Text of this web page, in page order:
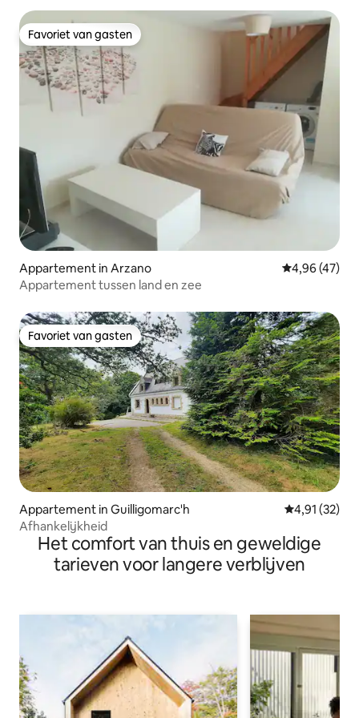
Favoriet van gasten
Favoriet van gasten
Appartement in Arzano Gemiddelde
4,96 (47)
Appartement tussen land en zee
Favoriet van gasten
Favoriet van gasten
Appartement in Guilligomarc'h Gemiddelde
4,91 (32)
Afhankelijkheid
Het comfort van thuis en geweldige
tarieven voor langere verblijven